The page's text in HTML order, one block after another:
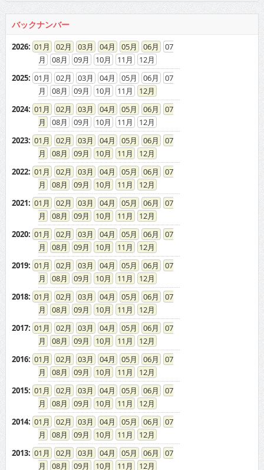
バックナンバー
2026: 01 02 03 04 05 06
07
08
09 10 11
12
2025: 01 02 03 04 05 06
07
08
09 10 11
12
2024: 01 02 03 04 05 06
07
08
09 10 11
12
2023: 01 02 03 04 05 06
07
08
09 10 11
12
2022: 01 02 03 04 05 06
07
08
09 10 11
12
2021: 01 02 03 04 05 06
07
08
09 10 11
12
2020: 01 02 03 04 05 06
07
08
09 10 11
12
2019: 01 02 03 04 05 06
07
08
09 10 11
12
2018: 01 02 03 04 05 06
07
08
09 10 11
12
2017: 01 02 03 04 05 06
07
08
09 10 11
12
2016: 01 02 03 04 05 06
07
08
09 10 11
12
2015: 01 02 03 04 05 06
07
08
09 10 11
12
2014: 01 02 03 04 05 06
07
08
09 10 11
12
2013: 01 02 03 04 05 06
07
08
09 10 11
12